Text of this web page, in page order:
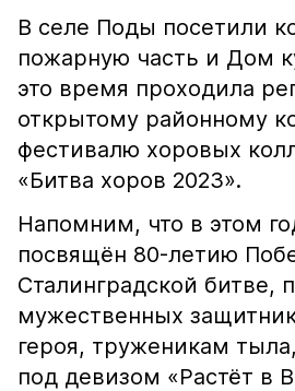
В селе Поды посетили
пожарную часть и Дом
это время проходила
открытому районному
фестивалю хоровых
«Битва хоров 2023».
Напомним, что в этом
посвящён 80-летию
Сталинградской битве,
мужественных
героя, труженикам
под девизом «Растёт в